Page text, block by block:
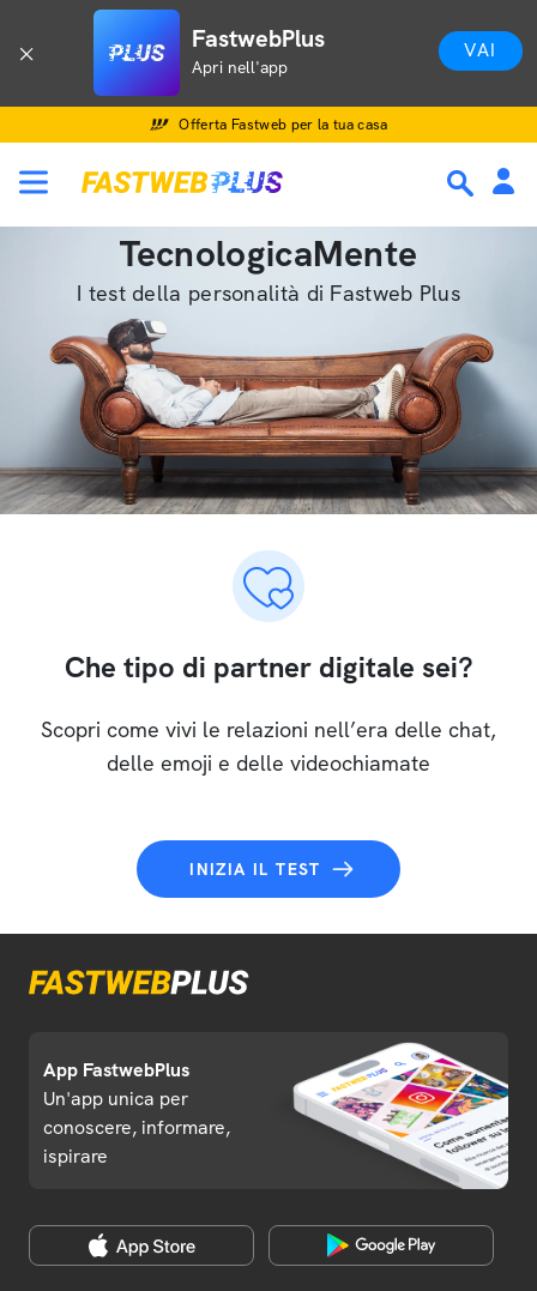
FastwebPlus
Apri nell'app
VAI
Offerta Fastweb per la tua casa
TecnologicaMente
I test della personalità di Fastweb Plus
Che tipo di partner digitale sei?
Scopri come vivi le relazioni nell’era delle chat,
delle emoji e delle videochiamate
INIZIA IL TEST
App FastwebPlus
Un'app unica per
conoscere, informare,
ispirare